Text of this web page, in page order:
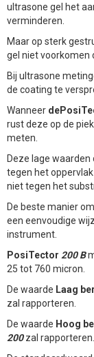
ultrasone gel het
verminderen.
Maar op sterk
gel niet voorkomen
Bij ultrasone
de coating te
Wanneer
rust deze op de
meten.
Deze lage
tegen het
niet tegen het
De beste manier
een eenvoudige
instrument.
PosiTector 200 B
25 tot 760 micron.
De waarde Laag
zal rapporteren.
De waarde Hoog
200zal rapporteren.